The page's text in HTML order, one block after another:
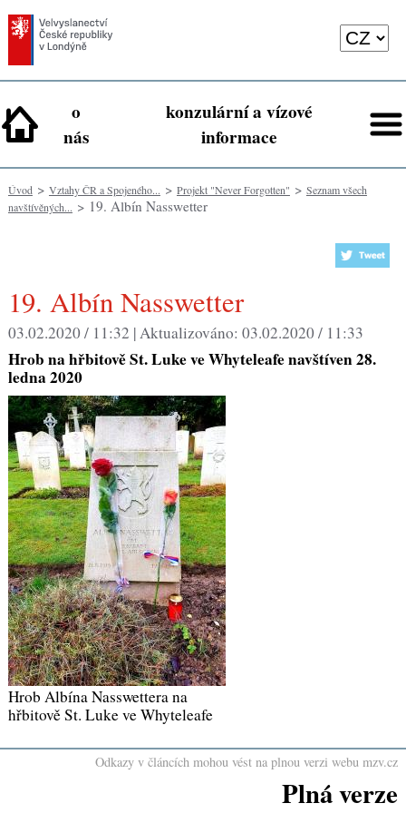
o
nás
konzulární a vízové
informace
Úvod> Vztahy ČR a Spojeného... > Projekt "Never Forgotten" > Seznam všech
navštívěných... > 19. Albín Nasswetter
19. Albín Nasswetter
03.02.2020 / 11:32 |Aktualizováno: 03.02.2020 / 11:33
Hrob na hřbitově St. Luke ve Whyteleafe navštíven 28.
ledna 2020
​Hrob Albína Nasswettera na
hřbitově St. Luke ve Whyteleafe
Odkazy v článcích mohou vést na plnou verzi webu mzv.cz
Plná verze